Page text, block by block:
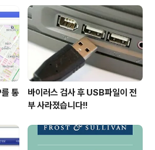
통
바이러스 검사 후 USB파일이 전
부 사라졌습니다!!